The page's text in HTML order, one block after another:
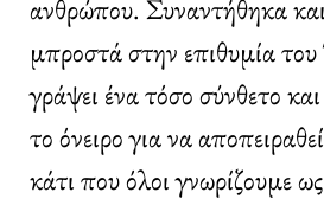
ανθρώπου. Συναντήθηκα
μπροστά στην επιθυμία
γράψει ένα τόσο σύνθετο
το όνειρο για να
κάτι που όλοι γνωρίζουμε